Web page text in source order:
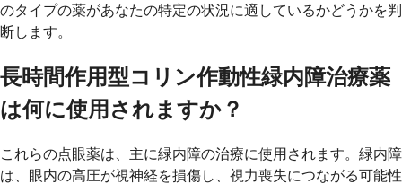
のタイプの薬があなたの特定の状況に適しているかどうかを判
断します。
長時間作用型コリン作動性緑内障治療薬
は何に使用されますか？
これらの点眼薬は、主に緑内障の治療に使用されます。緑内障
は、眼内の高圧が視神経を損傷し、視力喪失につながる可能性